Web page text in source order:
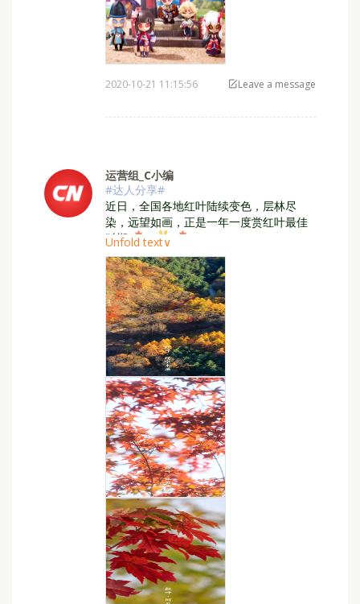
2020-10-21 11:15:56 Leave a message
运营组_C小编
#达人分享#
⁣近日，全国各地红叶陆续变色，层林尽
染，远望如画，正是一年一度赏红叶最佳
时期
Unfold text∨